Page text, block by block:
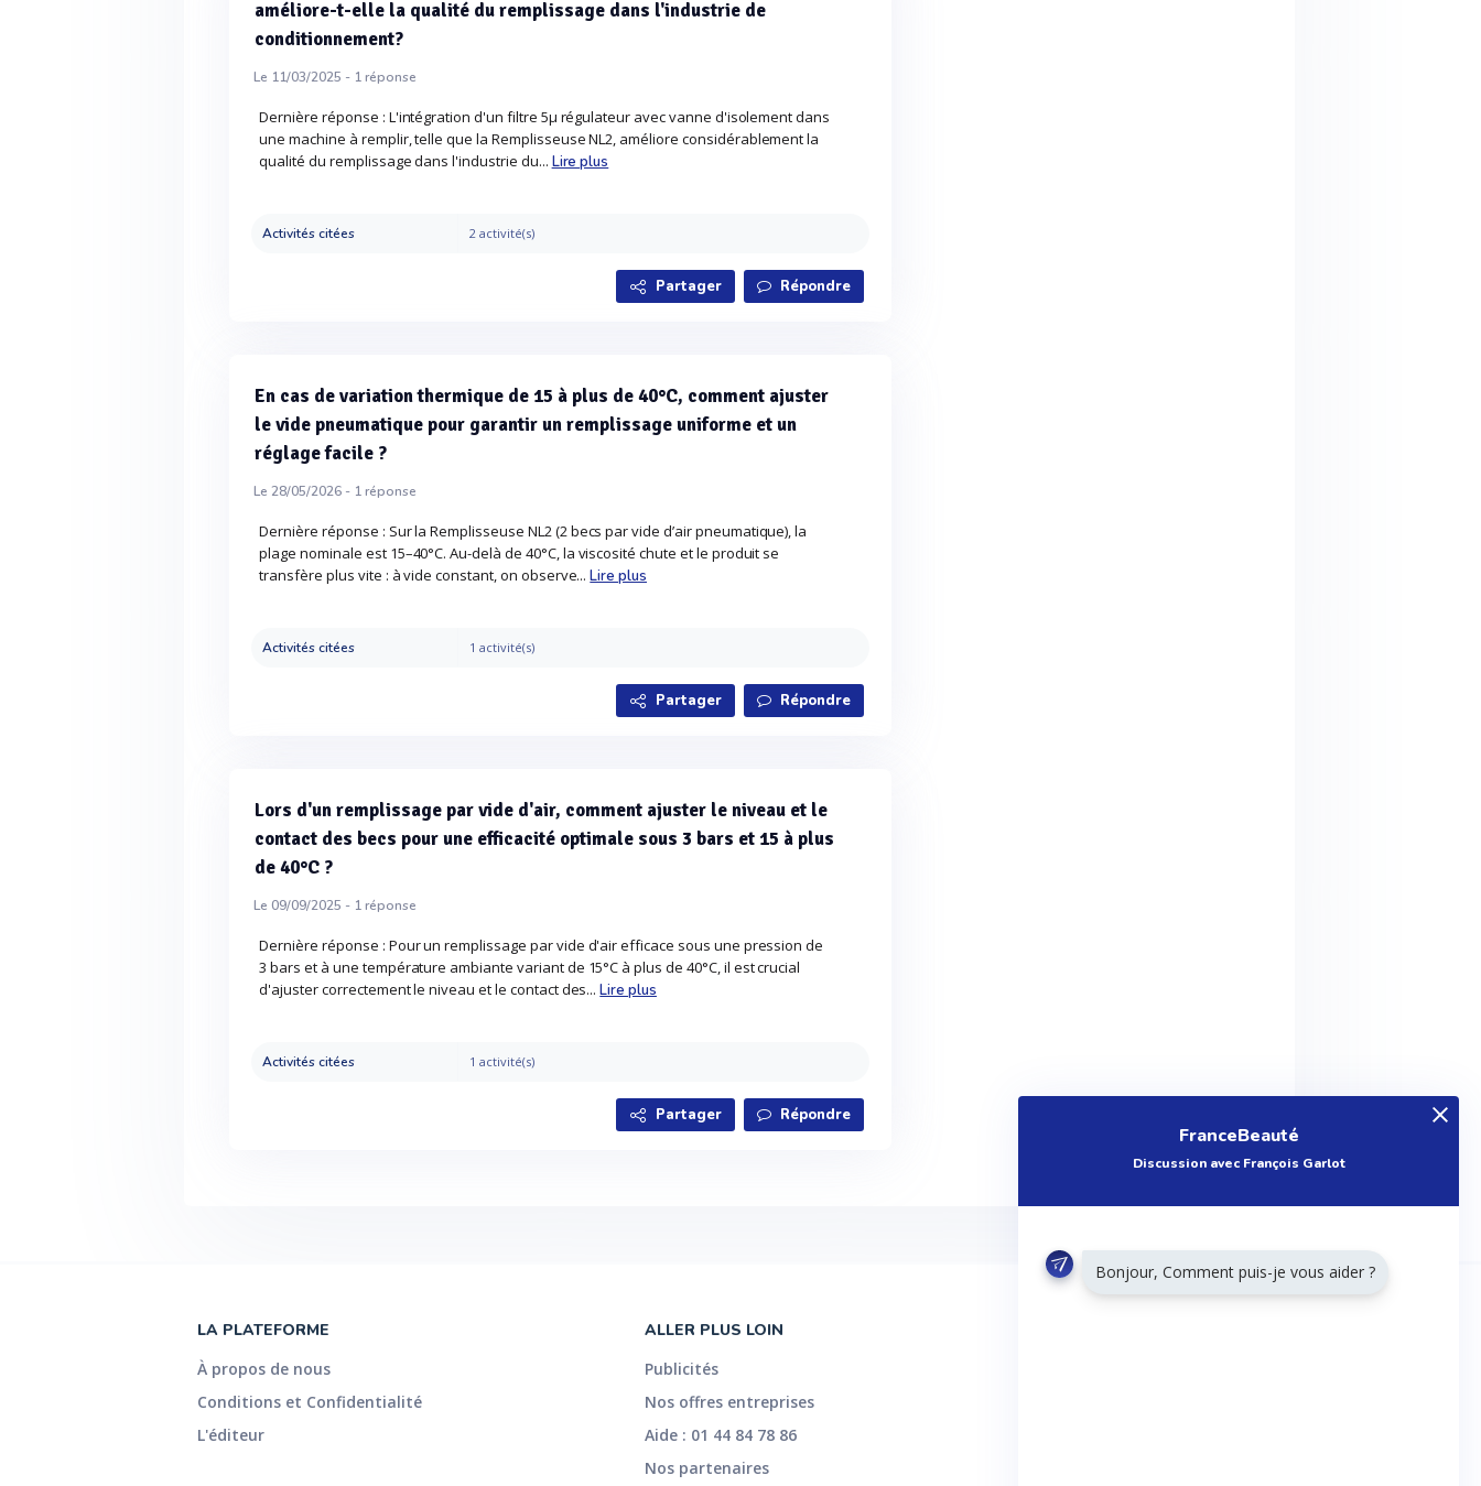
améliore-t-elle la qualité du remplissage dans l'industrie de
conditionnement?
Le 11/03/2025 - 1réponse
Dernière réponse : L'intégration d'un filtre 5µ régulateur avec vanne d'isolement dans
une machine à remplir, telle que la Remplisseuse NL2, améliore considérablement la
qualité du remplissage dans l'industrie du... Lire plus
Activités citées 2 activité(s)
Partager Répondre
En cas de variation thermique de 15 à plus de 40°C, comment ajuster
le vide pneumatique pour garantir un remplissage uniforme et un
réglage facile ?
Le 28/05/2026 - 1réponse
Dernière réponse : Sur la Remplisseuse NL2 (2 becs par vide d’air pneumatique), la
plage nominale est 15–40°C. Au-delà de 40°C, la viscosité chute et le produit se
transfère plus vite : à vide constant, on observe...Lire plus
Activités citées 1 activité(s)
Partager Répondre
Lors d'un remplissage par vide d'air, comment ajuster le niveau et le
contact des becs pour une efficacité optimale sous 3 bars et 15 à plus
de 40°C ?
Le 09/09/2025 - 1réponse
Dernière réponse : Pour un remplissage par vide d'air efficace sous une pression de
3 bars et à une température ambiante variant de 15°C à plus de 40°C, il est crucial
d'ajuster correctement le niveau et le contact des...Lire plus
Activités citées 1 activité(s)
Partager Répondre
LA PLATEFORME
À propos de nous
Conditions et Confidentialité
L'éditeur
ALLER PLUS LOIN
Publicités
Nos offres entreprises
Aide : 01 44 84 78 86
Nos partenaires
FranceBeauté
Discussion avec François Garlot
Bonjour, Comment puis-je vous aider ?